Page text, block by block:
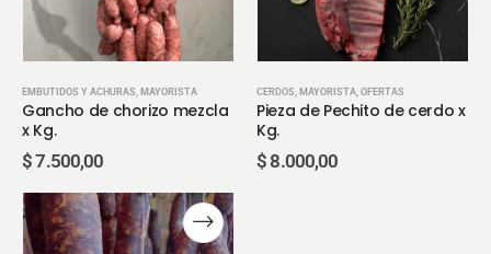
EMBUTIDOS Y ACHURAS MAYORISTA
Gancho de chorizo mezcla
x Kg.
$7.500,00
CERDOS MAYORISTA OFERTAS
Pieza de Pechito de cerdo x
Kg.
$8.000,00